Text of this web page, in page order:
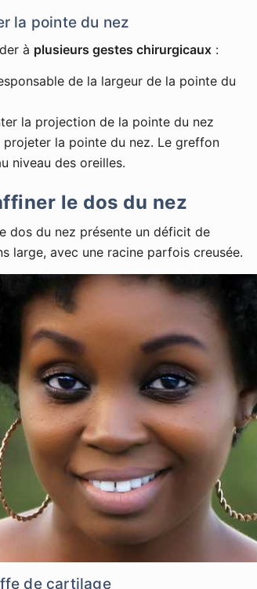
la pointe du nez
à plusieurs gestes chirurgicaux :
de la largeur de la pointe du
la projection de la pointe du nez
la pointe du nez. Le greffon
niveau des oreilles.
le dos du nez
dos du nez présente un déficit de
large, avec une racine parfois creusée.
de cartilage